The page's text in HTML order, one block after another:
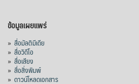
ข้อมูลเผยแพร่
» สื่อมัลติมีเดีย
» สื่อวิดีโอ
» สื่อเสียง
» สื่อสิ่งพิมพ์
» ดาวน์โหลดเอกสาร